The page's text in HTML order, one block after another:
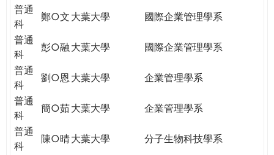
普通
科
鄭○文 大葉大學
國際企業管理學系
普通
科
彭○融 大葉大學
國際企業管理學系
普通
科
劉○恩 大葉大學
企業管理學系
普通
科
簡○茹大葉大學
企業管理學系
普通
科
陳○晴大葉大學
分子生物科技學系